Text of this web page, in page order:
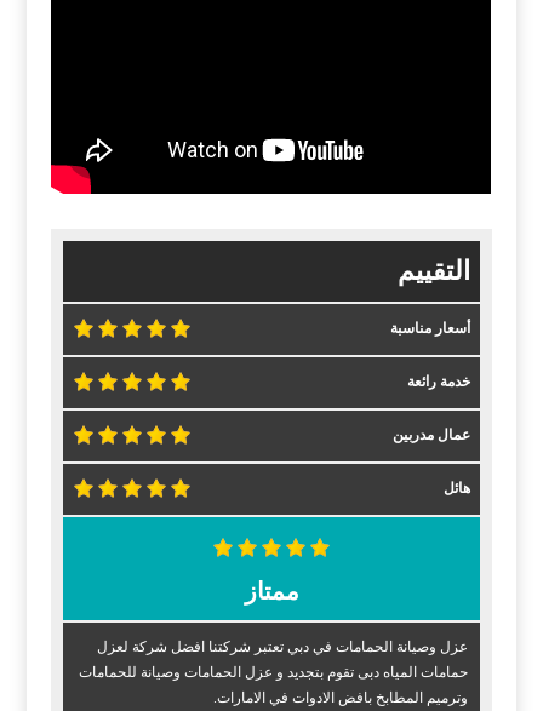
التقييم
أسعار مناسبة
خدمة رائعة
عمال مدربين
هائل
ممتاز
عزل وصيانة الحمامات في دبي تعتبر شركتنا افضل شركة لعزل
حمامات المياه دبى تقوم بتجديد و عزل الحمامات وصيانة للحمامات
وترميم المطابخ بافض الادوات في الامارات.